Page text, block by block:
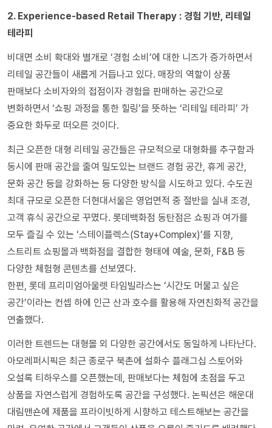
2. Experience-based Retail Therapy : 경험 기반, 리테일
테라피
비대면 소비 확대와 별개로 ‘경험 소비’에 대한 니즈가 증가하면서
리테일 공간들이 새롭게 거듭나고 있다. 매장의 역할이 상품
판매보다 소비자와의 접점이자 경험을 판매하는 공간으로
변화하면서 ‘쇼핑 과정을 통한 힐링’을 뜻하는 ‘리테일 테라피’ 가
중요한 화두로 떠오른 것이다.
최근 오픈한 대형 리테일 공간들은 규모적으로 대형화를 추구함과
동시에 판매 공간을 줄여 밀도있는 브랜드 경험 공간, 휴게 공간,
문화 공간 등을 강화하는 등 다양한 방식을 시도하고 있다. 수도권
최대 규모로 오픈한 더현대서울은 영업면적 중 절반을 실내 조경,
고객 휴식 공간으로 꾸몄다. 롯데백화점 동탄점은 쇼핑과 여가를
모두 즐길 수 있는 ‘스테이플렉스(Stay+Complex)’를 지향,
스트리트 쇼핑몰과 백화점을 결합한 형태에 예술, 문화, F&B 등
다양한 체험형 콘텐츠를 선보였다.
한편, 롯데 프리미엄아울렛 타임빌라스는 ‘시간도 머물고 싶은
공간’이라는 컨셉 하에 인근 산과 호수를 활용해 자연친화적 공간을
연출했다.
이러한 트렌드는 대형몰 외 다양한 공간에서도 동일하게 나타난다.
아모레퍼시픽은 최근 종로구 북촌에 설화수 플래그십 스토어와
오설록 티하우스를 오픈했는데, 판매보다는 체험에 초점을 두고
상품을 자연스럽게 경험하도록 공간을 구성했다. 논픽션은 해운대
대림맨숀에 제품을 프라이빗하게 시향하고 테스트해보는 공간을